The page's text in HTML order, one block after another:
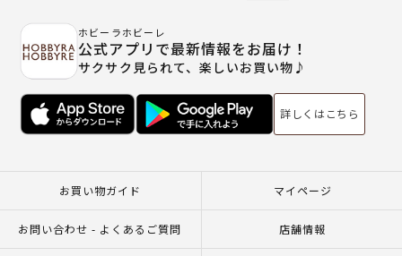
ホビーラホビーレ
公式アプリで最新情報をお届け！
サクサク見られて、楽しいお買い物♪
詳しくはこちら
お買い物ガイド マイページ
お問い合わせ - よくあるご質問 店舗情報